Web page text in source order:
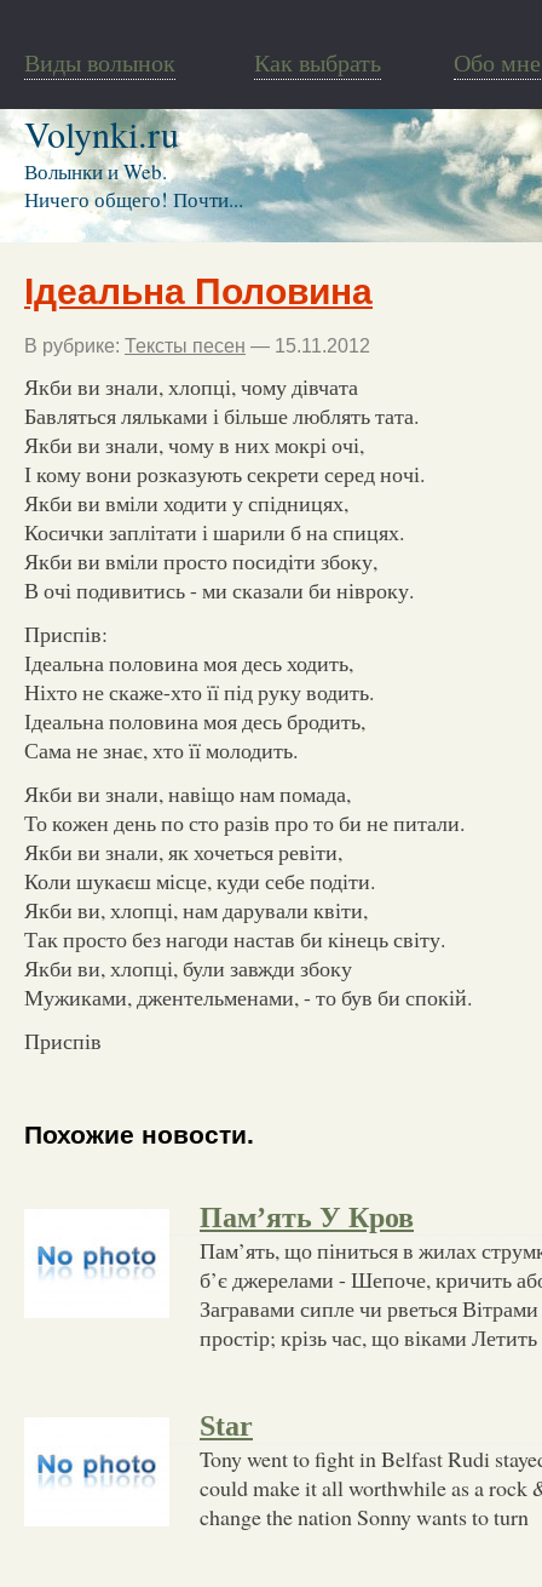
Виды волынок Как выбрать Обо мне
Volynki.ru
Волынки и Web.
Ничего общего! Почти...
Ідеальна Половина
В рубрике: Тексты песен — 15.11.2012
Якби ви знали, хлопці, чому дівчата
Бавляться ляльками і більше люблять тата.
Якби ви знали, чому в них мокрі очі,
І кому вони розказують секрети серед ночі.
Якби ви вміли ходити у спідницях,
Косички заплітати і шарили б на спицях.
Якби ви вміли просто посидіти збоку,
В очі подивитись - ми сказали би нівроку.
Приспів:
Ідеальна половина моя десь ходить,
Ніхто не скаже-хто її під руку водить.
Ідеальна половина моя десь бродить,
Сама не знає, хто її молодить.
Якби ви знали, навіщо нам помада,
То кожен день по сто разів про то би не питали.
Якби ви знали, як хочеться ревіти,
Коли шукаєш місце, куди себе подіти.
Якби ви, хлопці, нам дарували квіти,
Так просто без нагоди настав би кінець світу.
Якби ви, хлопці, були завжди збоку
Мужиками, джентельменами, - то був би спокій.
Приспів
Похожие новости.
Пам’ять У Кров
Пам’ять, що піниться в жилах
б’є джерелами - Шепоче, кричить
Загравами сипле чи рветься
простір; крізь час, що віками
Star
Tony went to fight in Belfast Rudi
could make it all worthwhile as a rock
change the nation Sonny wants to turn